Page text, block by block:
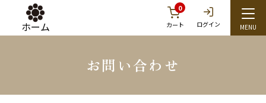
ホーム
0
カート ログイン
お問い合わせ